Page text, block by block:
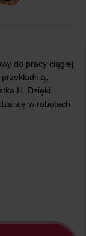
do pracy ciągłej
H. Dzięki
się w robotach